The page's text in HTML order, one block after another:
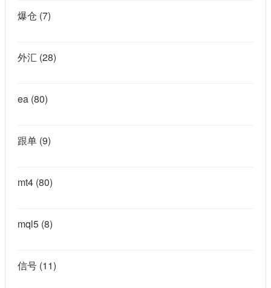
爆仓 (7)
外汇 (28)
ea (80)
跟单 (9)
mt4 (80)
mql5 (8)
信号 (11)